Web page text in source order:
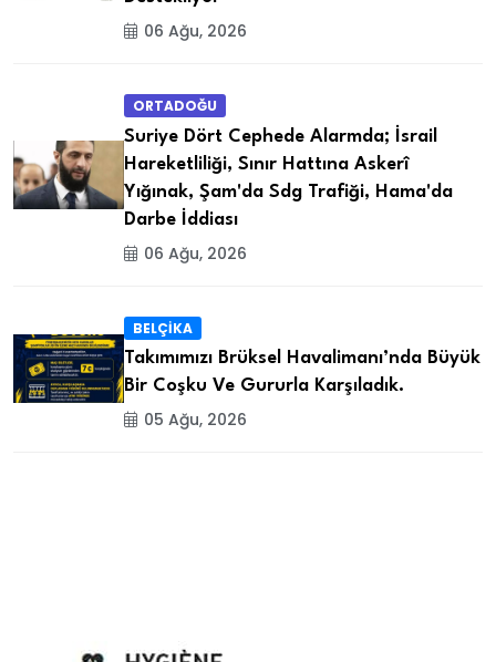
06 Ağu, 2026
ORTADOĞU
Suriye Dört Cephede Alarmda; İsrail
Hareketliliği, Sınır Hattına Askerî
Yığınak, Şam'da Sdg Trafiği, Hama'da
Darbe İddiası
06 Ağu, 2026
BELÇİKA
Takımımızı Brüksel Havalimanı’nda Büyük
Bir Coşku Ve Gururla Karşıladık.
05 Ağu, 2026